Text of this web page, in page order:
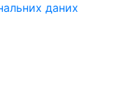
даних